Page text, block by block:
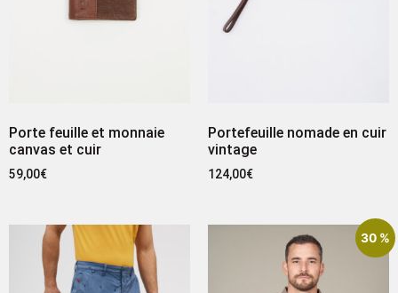
Porte feuille et monnaie
canvas et cuir
59,00€
Portefeuille nomade en cuir
vintage
124,00€
30 %